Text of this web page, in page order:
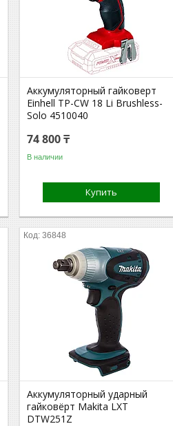
Аккумуляторный гайковерт
Einhell TP-CW 18 Li Brushless-
Solo 4510040
74 800 ₸
В наличии
Купить
36848
Аккумуляторный ударный
гайковёрт Makita LXT
DTW251Z